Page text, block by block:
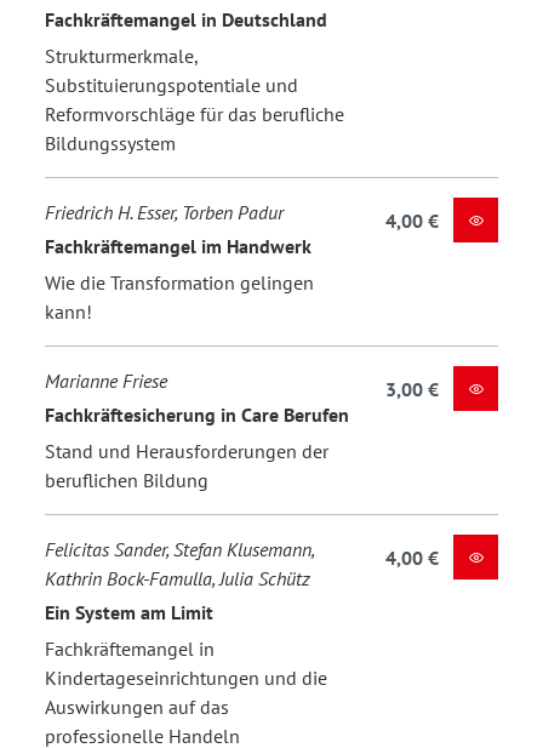
Fachkräftemangel in Deutschland
Strukturmerkmale,
Substituierungspotentiale und
Reformvorschläge für das berufliche
Bildungssystem
Friedrich H. Esser, Torben Padur
Fachkräftemangel im Handwerk
Wie die Transformation gelingen
kann!
4,00 €
Marianne Friese
Fachkräftesicherung in Care Berufen
Stand und Herausforderungen der
beruflichen Bildung
3,00 €
Felicitas Sander, Stefan Klusemann,
Kathrin Bock-Famulla, Julia Schütz
Ein System am Limit
Fachkräftemangel in
Kindertageseinrichtungen und die
Auswirkungen auf das
professionelle Handeln
4,00 €